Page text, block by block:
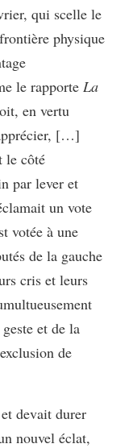
qui scelle le
physique
le rapporte La
en vertu
[…]
le côté
par lever et
un vote
votée à une
de la gauche
cris et leurs
et de la
de
devait durer
nouvel éclat,